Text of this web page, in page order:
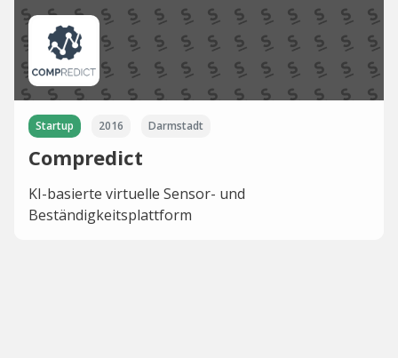
Startup 2016 Darmstadt
Compredict
KI-basierte virtuelle Sensor- und
Beständigkeitsplattform